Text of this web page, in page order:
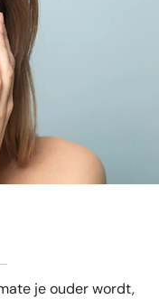
je ouder wordt,